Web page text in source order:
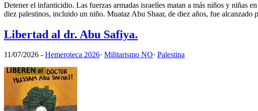
Detener el infanticidio. Las fuerzas armadas israelíes matan a más niños y niñas
diez palestinos, incluido un niño. Muataz Abu Shaar, de diez años, fue
Libertad al dr. Abu Safiya.
11/07/2026 - Hemeroteca 2026· Militarismo NO· Palestina